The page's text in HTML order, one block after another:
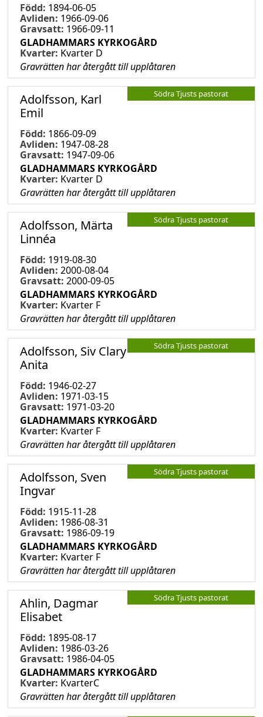
Född: 1894-06-05
Avliden: 1966-09-06
Gravsatt: 1966-09-11
GLADHAMMARS KYRKOGÅRD
Kvarter: Kvarter D
Gravrätten har återgått till upplåtaren
Södra Tjusts pastorat
Adolfsson, Karl
Emil
Född: 1866-09-09
Avliden: 1947-08-28
Gravsatt: 1947-09-06
GLADHAMMARS KYRKOGÅRD
Kvarter: Kvarter D
Gravrätten har återgått till upplåtaren
Södra Tjusts pastorat
Adolfsson, Märta
Linnéa
Född: 1919-08-30
Avliden: 2000-08-04
Gravsatt: 2000-09-05
GLADHAMMARS KYRKOGÅRD
Kvarter: Kvarter F
Gravrätten har återgått till upplåtaren
Södra Tjusts pastorat
Adolfsson, Siv Clary
Anita
Född: 1946-02-27
Avliden: 1971-03-15
Gravsatt: 1971-03-20
GLADHAMMARS KYRKOGÅRD
Kvarter: Kvarter F
Gravrätten har återgått till upplåtaren
Södra Tjusts pastorat
Adolfsson, Sven
Ingvar
Född: 1915-11-28
Avliden: 1986-08-31
Gravsatt: 1986-09-19
GLADHAMMARS KYRKOGÅRD
Kvarter: Kvarter F
Gravrätten har återgått till upplåtaren
Södra Tjusts pastorat
Ahlin, Dagmar
Elisabet
Född: 1895-08-17
Avliden: 1986-03-26
Gravsatt: 1986-04-05
GLADHAMMARS KYRKOGÅRD
Kvarter: KvarterC
Gravrätten har återgått till upplåtaren